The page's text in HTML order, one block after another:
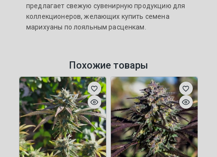
предлагает свежую сувенирную продукцию для
коллекционеров, желающих купить семена
марихуаны по лояльным расценкам.
Похожие товары